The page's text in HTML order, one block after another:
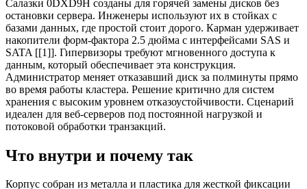
Салазки 0DXD9H созданы для горячей замены дисков без
остановки сервера. Инженеры используют их в стойках с
базами данных, где простой стоит дорого. Карман удерживает
накопители форм-фактора 2.5 дюйма с интерфейсами SAS и
SATA [[1]]. Гипервизоры требуют мгновенного доступа к
данным, который обеспечивает эта конструкция.
Администратор меняет отказавший диск за полминуты прямо
во время работы кластера. Решение критично для систем
хранения с высоким уровнем отказоустойчивости. Сценарий
идеален для веб-серверов под постоянной нагрузкой и
потоковой обработки транзакций.
Что внутри и почему так
Корпус собран из металла и пластика для жесткой фиксации